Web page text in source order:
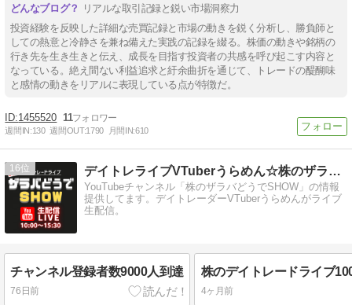
リアルな取引記録と鋭い市場洞察力
投資経験を反映した詳細な売買記録と市場の動きを鋭く分析し、勝負師と
しての熱意と冷静さを兼ね備えた実践の記録を綴る。株価の動きや銘柄の
行き先を生き生きと伝え、成長を目指す投資者の共感を呼び起こす内容と
なっている。絶え間ない利益追求と紆余曲折を通じて、トレードの醍醐味
と感情の動きをリアルに表現している点が特徴だ。
1455520 11
週間IN:130 週間OUT:1790 月間IN:610
16 デイトレライブVTuberうらめん☆株のザラバどうでSHOW
YouTubeチャンネル「株のザラバどうでSHOW」の情報
提供してます。デイトレーダーVTuberうらめんがライブ
生配信。
チャンネル登録者数9000人到達
76日前 4ヶ月前